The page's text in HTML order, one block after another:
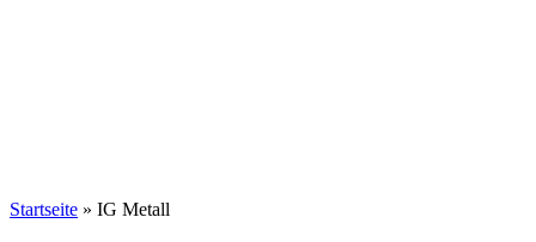
Startseite » IG Metall